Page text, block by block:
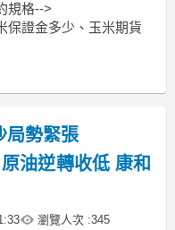
規格-->
保證金多少、玉米期貨
保證金多少、小麥期貨
局勢緊張
油逆轉收低 康和
瀏覽人次 :345